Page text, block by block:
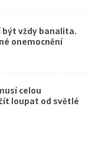
být vždy banalita.
onemocnění
celou
loupat od světlé